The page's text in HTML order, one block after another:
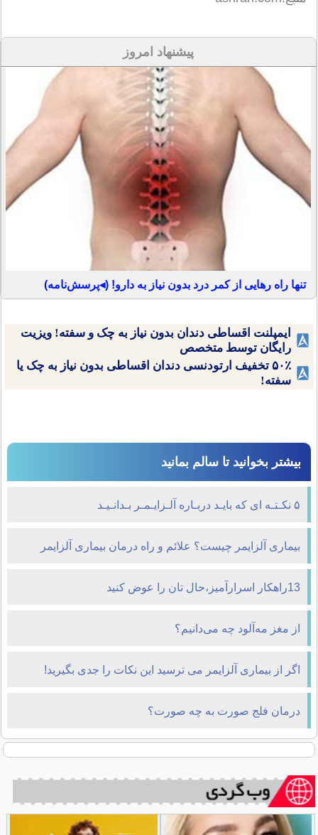
پیشنهاد امروز
تنها راه رهایی از کمر درد بدون نیاز به دارو! (◂پرسش‌نامه)
ایمپلنت اقساطی دندان بدون نیاز به چک و سفته! ویزیت
رایگان توسط متخصص
۵۰٪ تخفیف ارتودنسی دندان اقساطی بدون نیاز به چک یا
سفته!
بیشتر بخوانید تا سالم بمانید
۵ نکـتـه ای که بایـد دربـاره آلـزایـمـر بـدانـیـد
بیماری آلزایمر چیست؟ علائم و راه درمان بیماری آلزایمر
13راهكار اسرارآميز،حال تان را عوض کنید
از مغز مه‌آلود چه می‌دانیم؟
اگر از بیماری آلزایمر می ترسید این نکات را جدی بگیرید!
درمان فلج صورت به چه صورت؟